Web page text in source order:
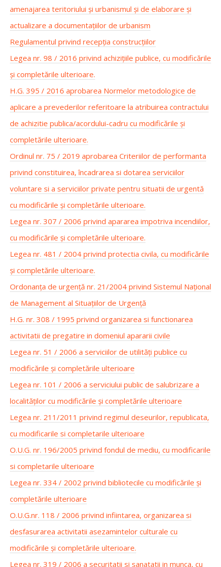
amenajarea teritoriului și urbanismul și de elaborare și
actualizare a documentațiilor de urbanism
Regulamentul privind recepția construcțiilor
Legea nr. 98 / 2016 privind achizițiile publice, cu modificările
și completările ulterioare.
H.G. 395 / 2016 aprobarea Normelor metodologice de
aplicare a prevederilor referitoare la atribuirea contractului
de achizitie publica/acordului-cadru cu modificările și
completările ulterioare.
Ordinul nr. 75 / 2019 aprobarea Criteriilor de performanta
privind constituirea, încadrarea si dotarea serviciilor
voluntare si a serviciilor private pentru situatii de urgentă
cu modificările și completările ulterioare.
Legea nr. 307 / 2006 privind apararea impotriva incendiilor,
cu modificările și completările ulterioare.
Legea nr. 481 / 2004 privind protectia civila, cu modificările
și completările ulterioare.
Ordonanța de urgență nr. 21/2004 privind Sistemul Național
de Management al Situațiilor de Urgență
H.G. nr. 308 / 1995 privind organizarea si functionarea
activitatii de pregatire in domeniul apararii civile
Legea nr. 51 / 2006 a serviciilor de utilități publice cu
modificările și completările ulterioare
Legea nr. 101 / 2006 a serviciului public de salubrizare a
localităților cu modificările și completările ulterioare
Legea nr. 211/2011 privind regimul deseurilor, republicata,
cu modificarile si completarile ulterioare
O.U.G. nr. 196/2005 privind fondul de mediu, cu modificarile
si completarile ulterioare
Legea nr. 334 / 2002 privind bibliotecile cu modificările și
completările ulterioare
O.U.G.nr. 118 / 2006 privind infiintarea, organizarea si
desfasurarea activitatii asezamintelor culturale cu
modificările și completările ulterioare.
Legea nr. 319 / 2006 a securitatii si sanatatii in munca, cu